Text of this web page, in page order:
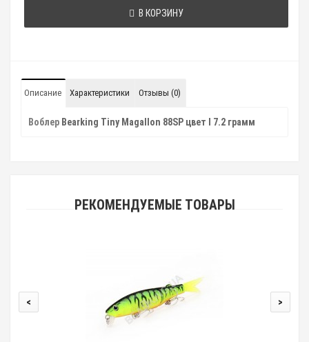
В КОРЗИНУ
Описание Характеристики Отзывы (0)
Воблер Bearking Tiny Magallon 88SP цвет I 7.2 грамм
РЕКОМЕНДУЕМЫЕ ТОВАРЫ
< >